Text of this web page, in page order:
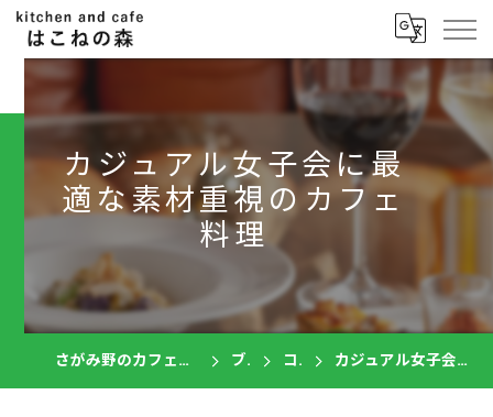
カジュアル女子会に最
適な素材重視のカフェ
料理
さがみ野のカフェならkitchen and cafe はこねの森 ブログ コラム カジュアル女子会に最適な素材重視のカフェ料理